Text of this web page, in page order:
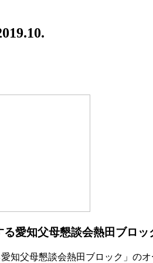
る愛知父母懇談会熱田ブロ
愛知父母懇談会熱田ブロック」の